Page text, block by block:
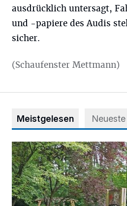
ausdrücklich untersagt,
und -papiere des Audis
sicher.
(Schaufenster Mettmann)
Meistgelesen
Spielplatz im Stadtwald wird